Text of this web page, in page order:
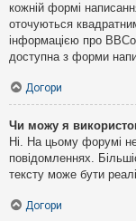
кожній формі
оточуються
інформацією про
доступна з форми
Догори
Чи можу я
Ні. На цьому форумі
повідомленнях.
тексту може бути
Догори